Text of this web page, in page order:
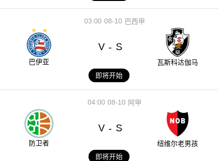
08-10
03:00 巴西甲
巴伊亚
V - S
瓦斯科达伽马
即将开始
08-10
04:00 阿甲
防卫者
V - S
纽维尔老男孩
即将开始